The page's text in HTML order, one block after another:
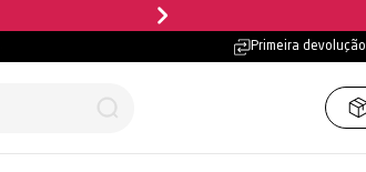
Primeira devolução